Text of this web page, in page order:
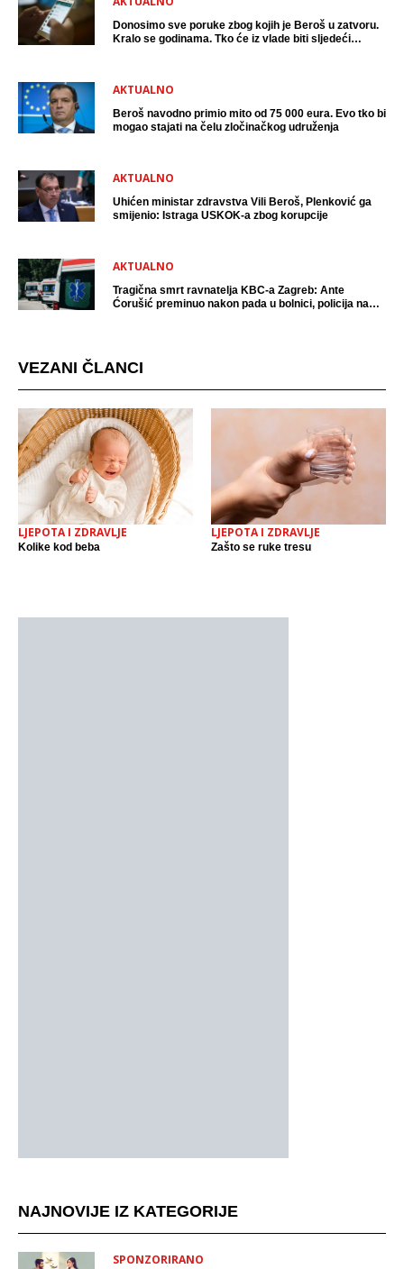
Donosimo sve poruke zbog kojih je Beroš u zatvoru.
Kralo se godinama. Tko će iz vlade biti sljedeći
AKTUALNO
Beroš navodno primio mito od 75 000 eura. Evo tko bi
mogao stajati na čelu zločinačkog udruženja
AKTUALNO
Uhićen ministar zdravstva Vili Beroš, Plenković ga
smijenio: Istraga USKOK-a zbog korupcije
AKTUALNO
Tragična smrt ravnatelja KBC-a Zagreb: Ante
Ćorušić preminuo nakon pada u bolnici, policija na
VEZANI ČLANCI
LJEPOTA I ZDRAVLJE
Kolike kod beba
LJEPOTA I ZDRAVLJE
Zašto se ruke tresu
NAJNOVIJE IZ KATEGORIJE
SPONZORIRANO